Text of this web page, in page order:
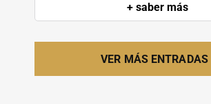
+ saber más
VER MÁS ENTRADAS